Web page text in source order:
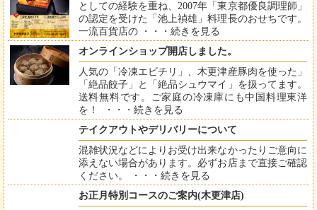
としての経験を重ね、2007年「東京都優良調理師」
の認定を受けた「池上禎雄」料理長のおせちです。
一流百貨店の ・・・ 続きを見る
オンラインショップ開店しました。
人気の「冷凍エビチリ」、木更津産豚肉を使った」
「絶品餃子」と「絶品シュウマイ」を扱ってます。
送料無料です。ご家庭の冷凍庫にも中国料理東洋
を！ ・・・ 続きを見る
テイクアウトやデリバリーについて
混雑状況などによりお受け出来なかったりご意向に
添えない場合があります。必ずお店まで直接ご確認
ください。 ・・・ 続きを見る
お正月特別コースのご案内(木更津店)